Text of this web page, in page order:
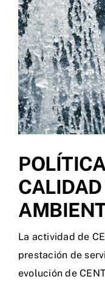
La actividad de
prestación de
evolución de